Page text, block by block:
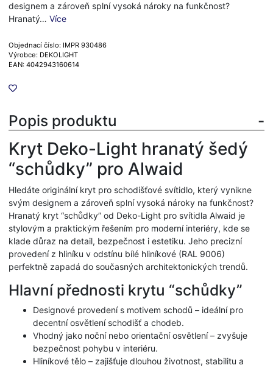
designem a zároveň splní vysoká nároky na funkčnost?
Hranatý… Více
Objednací číslo: IMPR 930486
Výrobce: DEKOLIGHT
EAN: 4042943160614
Popis produktu
Kryt Deko-Light hranatý šedý
“schůdky” pro Alwaid
Hledáte originální kryt pro schodišťové svítidlo, který vynikne
svým designem a zároveň splní vysoká nároky na funkčnost?
Hranatý kryt “schůdky” od Deko-Light pro svítidla Alwaid je
stylovým a praktickým řešením pro moderní interiéry, kde se
klade důraz na detail, bezpečnost i estetiku. Jeho precizní
provedení z hliníku v odstínu bílé hliníkové (RAL 9006)
perfektně zapadá do současných architektonických trendů.
Hlavní přednosti krytu “schůdky”
Designové provedení s motivem schodů – ideální pro
decentní osvětlení schodišť a chodeb.
Vhodný jako noční nebo orientační osvětlení – zvyšuje
bezpečnost pohybu v interiéru.
Hliníkové tělo – zajišťuje dlouhou životnost, stabilitu a